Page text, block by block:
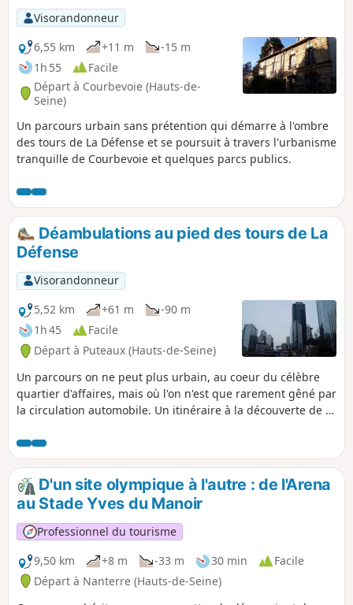
Visorandonneur
6,55 km
+11 m
-15 m
1h 55
Facile
Départ à Courbevoie (Hauts-de-
Seine)
Un parcours urbain sans prétention qui démarre à l'ombre
des tours de La Défense et se poursuit à travers l'urbanisme
tranquille de Courbevoie et quelques parcs publics.
Déambulations au pied des tours de La
Défense
Visorandonneur
5,52 km
+61 m
-90 m
1h 45
Facile
Départ à Puteaux (Hauts-de-Seine)
Un parcours on ne peut plus urbain, au coeur du célèbre
quartier d'affaires, mais où l'on n'est que rarement gêné par
la circulation automobile. Un itinéraire à la découverte de la
nombreuses tours qui s'élèvent jusqu'à plus de 200 mètres.
Une promenade à effectuer de préférence en dehors des
journées travaillées.
D'un site olympique à l'autre : de l'Arena
au Stade Yves du Manoir
Professionnel du tourisme
9,50 km
+8 m -33 m 30 min
Facile
Départ à Nanterre (Hauts-de-Seine)